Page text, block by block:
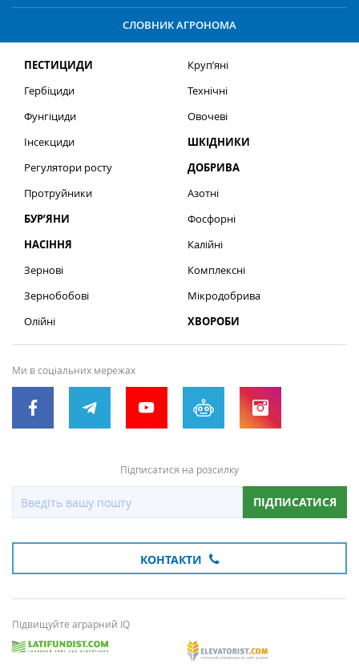
СЛОВНИК АГРОНОМА
ПЕСТИЦИДИ
Гербіциди
Фунгіциди
Інсекциди
Регулятори росту
Протруйники
БУР’ЯНИ
НАСІННЯ
Зернові
Зернобобові
Олійні
Круп’яні
Технічні
Овочеві
ШКІДНИКИ
ДОБРИВА
Азотні
Фосфорні
Калійні
Комплексні
Мікродобрива
ХВОРОБИ
Ми в соціальних мережах
Підписатися на розсилку
ПІДПИСАТИСЯ
КОНТАКТИ
Підвищуйте аграрний IQ